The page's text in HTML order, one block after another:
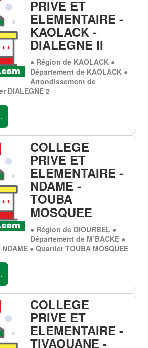
PRIVE ET
ELEMENTAIRE -
KAOLACK -
DIALEGNE II
● Région de KAOLACK ●
Département de KAOLACK ●
Arrondissement de
DIALEGNE 2
COLLEGE
PRIVE ET
ELEMENTAIRE -
NDAME -
TOUBA
MOSQUEE
● Région de DIOURBEL ●
Département de M’BACKE ●
● Quartier TOUBA MOSQUEE
COLLEGE
PRIVE ET
ELEMENTAIRE -
TIVAOUANE -